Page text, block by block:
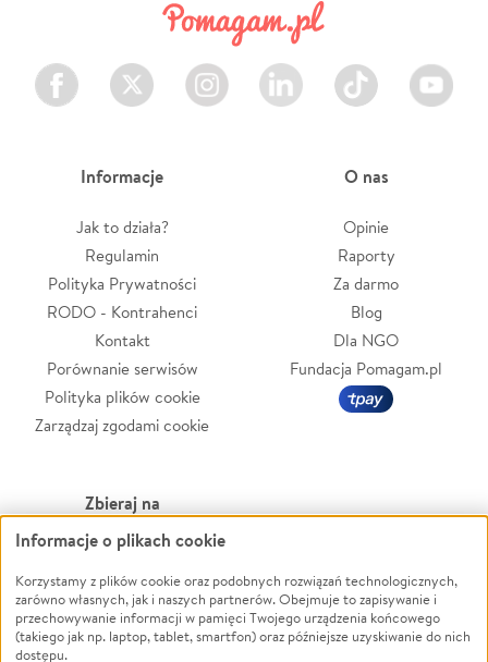
Facebook Twitter Instagram LinkedIn TikTok Youtube
Informacje
Jak to działa?
Regulamin
Polityka Prywatności
RODO - Kontrahenci
Kontakt
Porównanie serwisów
Polityka plików cookie
Zarządzaj zgodami cookie
O nas
Opinie
Raporty
Za darmo
Blog
Dla NGO
Fundacja Pomagam.pl
Zbieraj na
Leczenie
Zwierzęta
Pożar
Ukraina
Powódź
Wichura
NGO
Informacje o plikach cookie
Korzystamy z plików cookie oraz podobnych rozwiązań technologicznych,
zarówno własnych, jak i naszych partnerów. Obejmuje to zapisywanie i
przechowywanie informacji w pamięci Twojego urządzenia końcowego
(takiego jak np. laptop, tablet, smartfon) oraz późniejsze uzyskiwanie do nich
dostępu.